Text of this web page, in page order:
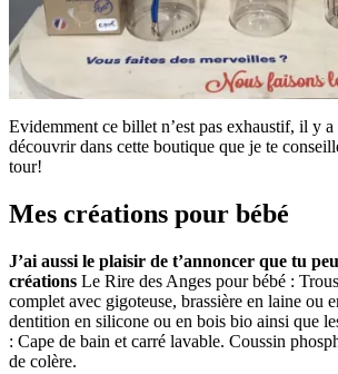
Evidemment ce billet n’est pas exhaustif, il y a
découvrir dans cette boutique que je te
tour!
Mes créations pour bébé
J’ai aussi le plaisir de t’annoncer que tu
créations Le Rire des Anges pour bébé :
complet avec gigoteuse, brassière en laine ou
dentition en silicone ou en bois bio ainsi que
: Cape de bain et carré lavable. Coussin
de colère.